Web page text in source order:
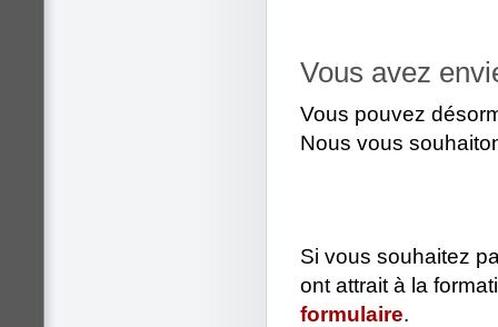
Vous avez
Vous pouvez
Nous vous
Si vous souhaitez
ont attrait à la
formulaire.